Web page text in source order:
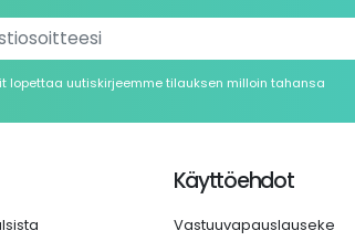
lopettaa uutiskirjeemme tilauksen milloin tahansa
Käyttöehdot
Vastuuvapauslauseke